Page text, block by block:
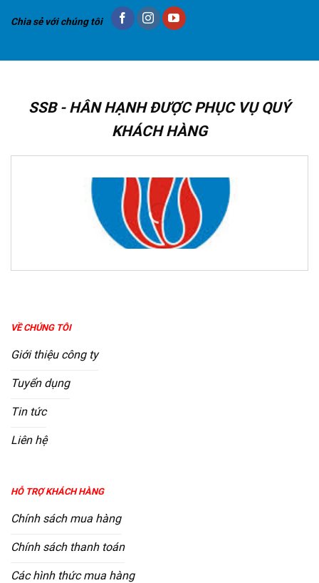
Chia sẻ với chúng tôi
SSB - HÂN HẠNH ĐƯỢC PHỤC VỤ QUÝ
KHÁCH HÀNG
VỀ CHÚNG TÔI
Giới thiệu công ty
Tuyển dụng
Tin tức
Liên hệ
HỖ TRỢ KHÁCH HÀNG
Chính sách mua hàng
Chính sách thanh toán
Các hình thức mua hàng